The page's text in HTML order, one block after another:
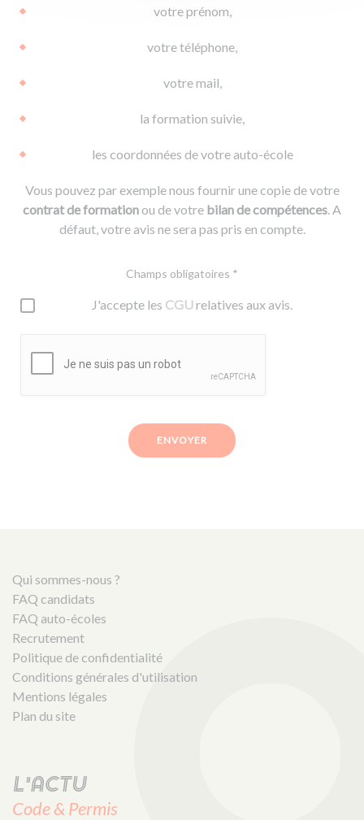
votre prénom,
votre téléphone,
votre mail,
la formation suivie,
les coordonnées de votre auto-école
Vous pouvez par exemple nous fournir une copie de votre
contrat de formationou de votre bilan de compétences. A
défaut, votre avis ne sera pas pris en compte.
Champs obligatoires *
J'accepte les CGUrelatives aux avis.
ENVOYER
Qui sommes-nous ?
FAQ candidats
FAQ auto-écoles
Recrutement
Politique de confidentialité
Conditions générales d'utilisation
Mentions légales
Plan du site
L'actu
Code & Permis